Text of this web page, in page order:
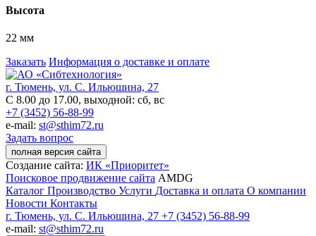
Высота
22 мм
Заказать Информация о доставке и оплате
г. Тюмень, ул. С. Ильюшина, 27
С 8.00 до 17.00, выходной: сб, вс
+7 (3452) 56-88-99
e-mail: st@sthim72.ru
Задать вопрос
полная версия сайта
Создание сайта: ИК «Приоритет»
Поисковое продвижение сайта AMDG
Каталог Производство Услуги Доставка и оплата О компании
Новости Контакты
г. Тюмень, ул. С. Ильюшина, 27 +7 (3452) 56-88-99
e-mail: st@sthim72.ru